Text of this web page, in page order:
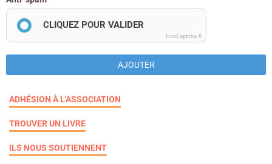
CLIQUEZ POUR VALIDER
IconCaptcha ©
AJOUTER
ADHÉSION À L'ASSOCIATION
TROUVER UN LIVRE
ILS NOUS SOUTIENNENT